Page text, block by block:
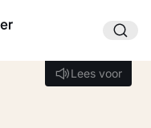
Lees voor
Lees voor